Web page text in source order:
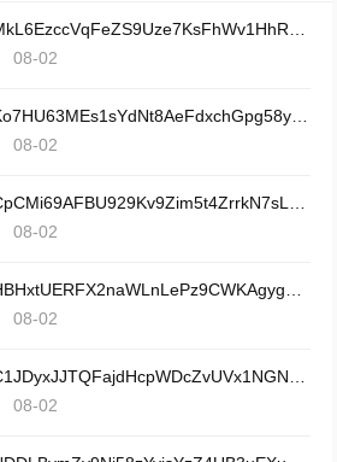
转错包退【TMkL6EzccVqFeZS9Uze7KsFhWv1HhRnnk2】客服TeleGram:【@TrxEm】
08-02
转错包退【TKo7HU63MEs1sYdNt8AeFdxchGpg58y7pJ】客服TeleGram:【@TrxEm】
08-02
转错包退【TCpCMi69AFBU929Kv9Zim5t4ZrrkN7sLmt】客服TeleGram:【@TrxEm】
08-02
转错包退【THBHxtUERFX2naWLnLePz9CWKAgygggggv】客服TeleGram:【@TrxEm】
08-02
转错包退【TC1JDyxJJTQFajdHcpWDcZvUVx1NGNcSZo】客服TeleGram:【@TrxEm】
08-02